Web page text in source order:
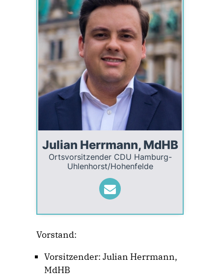
Julian Herrmann, MdHB
Ortsvorsitzender CDU Hamburg-
Uhlenhorst/Hohenfelde
Vorstand:
Vorsitzender: Julian Herrmann,
MdHB